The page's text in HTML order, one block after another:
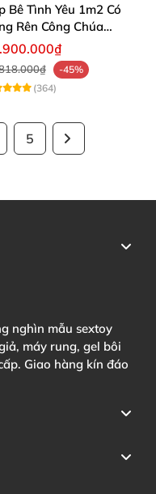
Bê Tình Yêu 1m2 Có
Rên Công Chúa
Xinh Đẹp
-45%
(364)
5
nghìn mẫu sextoy
máy rung, gel bôi
Giao hàng kín đáo